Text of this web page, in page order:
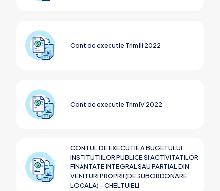
Cont de executie Trim III 2022
Cont de executie Trim IV 2022
CONTUL DE EXECUTIE A BUGETULUI
INSTITUTIILOR PUBLICE SI ACTIVITATILOR
FINANTATE INTEGRAL SAU PARTIAL DIN
VENITURI PROPRII (DE SUBORDONARE
LOCALA) - CHELTUIELI